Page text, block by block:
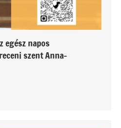
egész napos
szent Anna-